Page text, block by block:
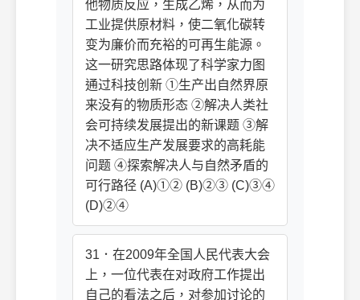
他物质反应，生成乙烯，从而为
工业提供原材料，使二氧化碳转
变为廉价而充裕的可再生能源。
这一研究思路体现了科学家力图
通过科技创新 ①生产出自然界原
来没有的物质形态 ②解决人类社
会可持续发展提出的新课题 ③解
决不适应生产发展要求的高耗能
问题 ④探索解决人与自然矛盾的
可行路径 (A)①② (B)②③ (C)③④
(D)②④
31．在2009年全国人民代表大会
上，一位代表在对政府工作提出
自己的看法之后，对参加讨论的